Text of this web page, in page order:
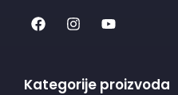
Kategorije proizvoda